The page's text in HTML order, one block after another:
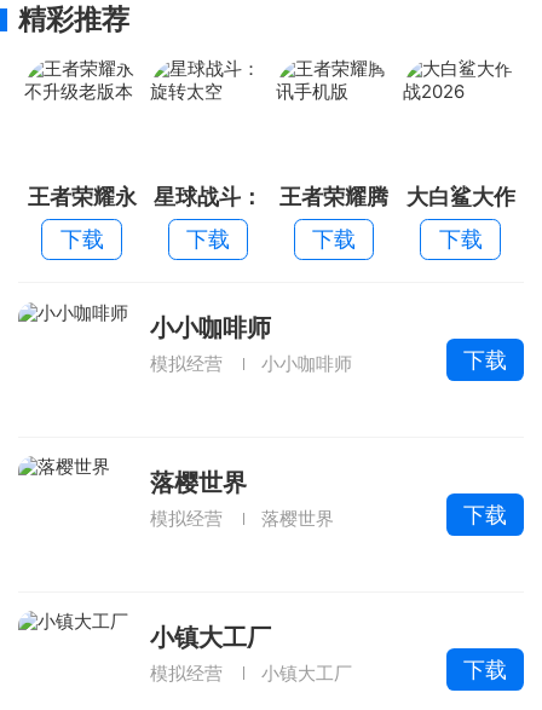
精彩推荐
王者荣耀永
不升级老版
本
下载
星球战斗：
旋转太空
下载
王者荣耀腾
讯手机版
下载
大白鲨大作
战2026
下载
小小咖啡师
模拟经营 小小咖啡师 下载
落樱世界
模拟经营 落樱世界 下载
小镇大工厂
模拟经营 小镇大工厂 下载